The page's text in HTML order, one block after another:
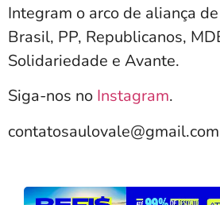
Integram o arco de aliança
Brasil, PP, Republicanos,
Solidariedade e Avante.
Siga-nos no Instagram.
contatosaulovale@gmail.com